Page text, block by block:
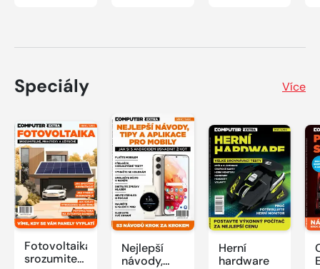
Speciály Více
Fotovoltaika:
srozumitelně,
Nejlepší
návody,
Herní
hardware